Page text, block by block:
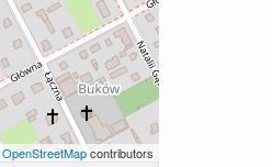
OpenStreetMapcontributors